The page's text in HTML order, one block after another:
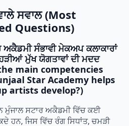
ਸਵਾਲ (Most
Questions)
ਸੰਭਾਵੀ ਮੇਕਅਪ ਕਲਾਕਾਰਾਂ
ਮੁੱਖ ਯੋਗਤਾਵਾਂ ਦੀ ਮਦਦ
main competencies
Star Academy helps
artists develop?)
ਮੁੰਜਾਲ ਸਟਾਰ ਅਕੈਡਮੀ ਵਿੱਚ ਕਈ
ਹਨ, ਜਿਸ ਵਿੱਚ ਰੰਗ ਸਿਧਾਂਤ, ਚਮੜੀ